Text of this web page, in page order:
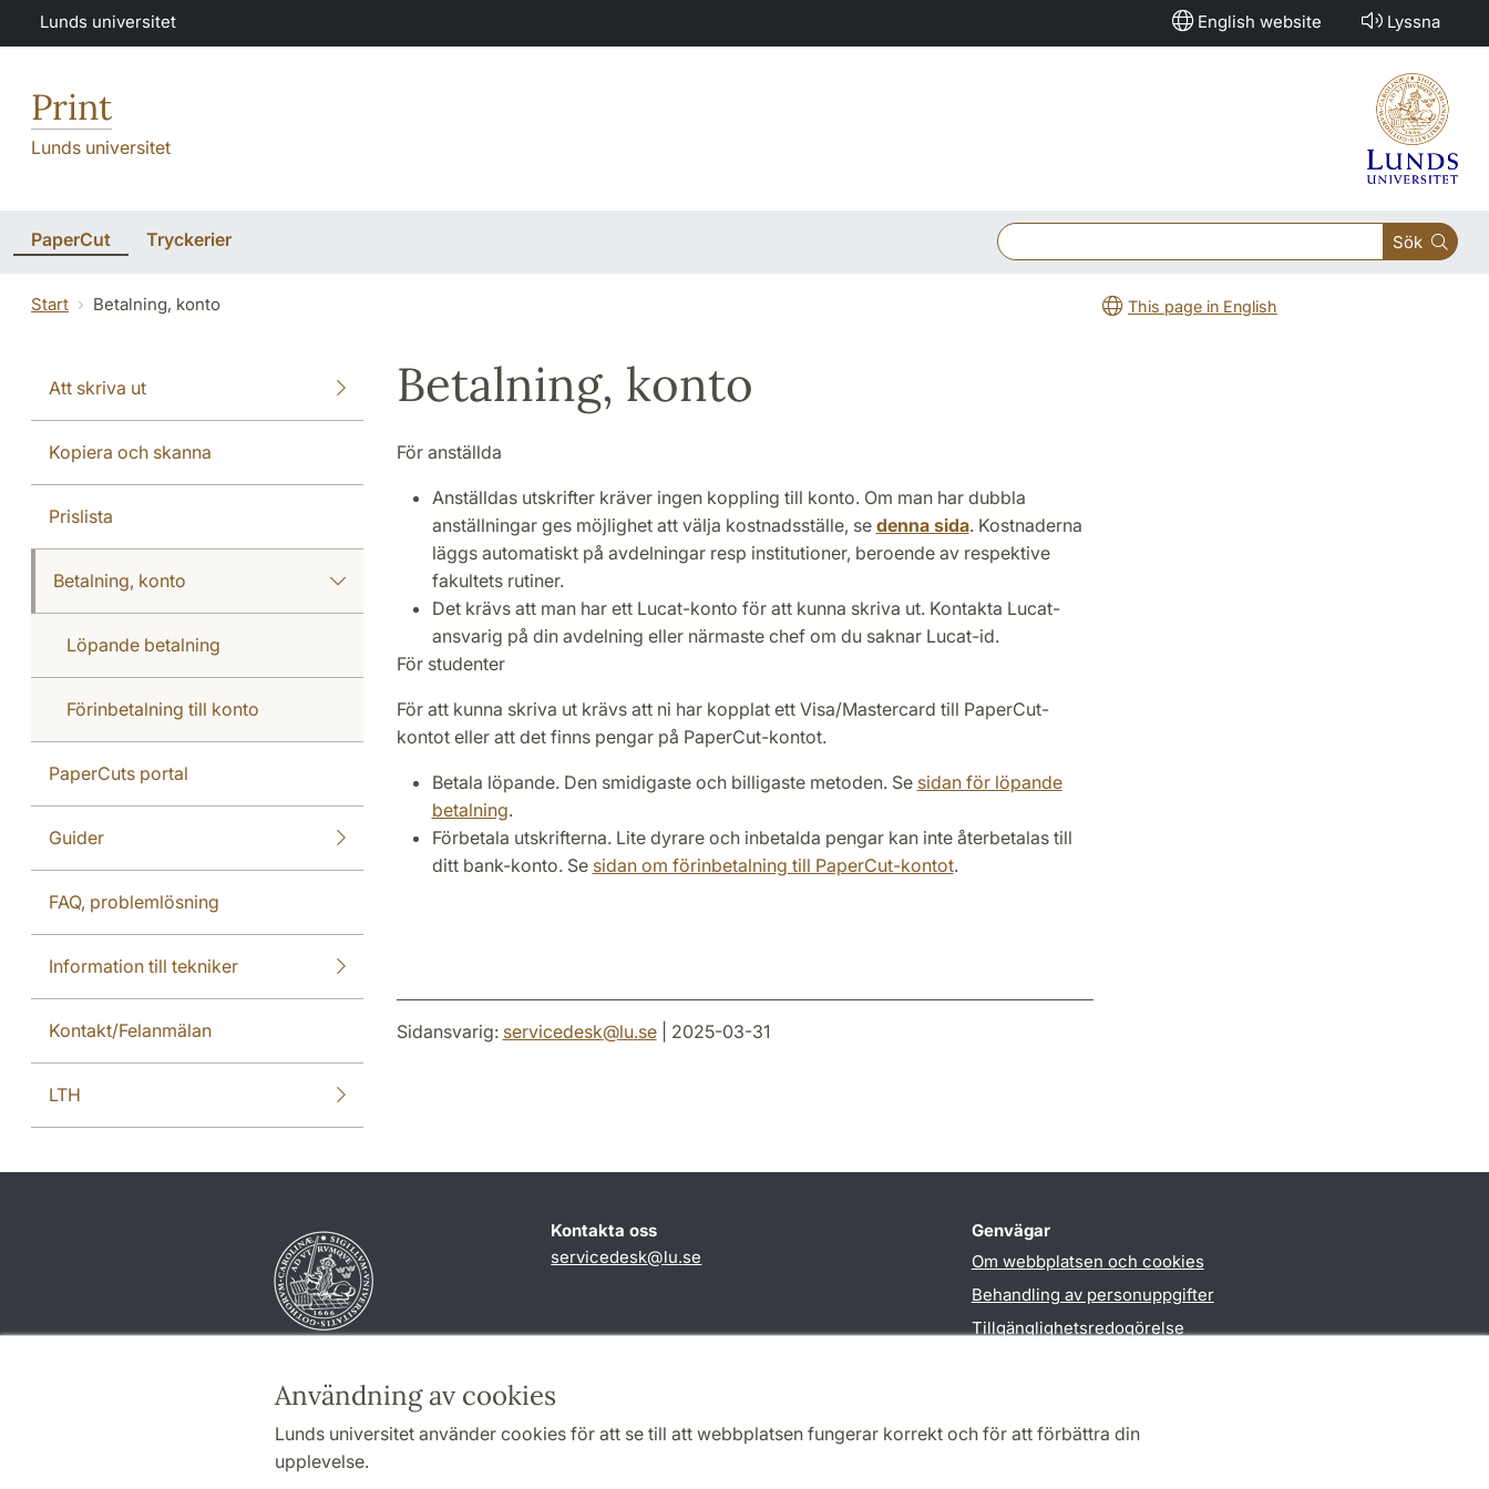
Hoppa till huvudinnehåll
Användning av cookies
Lunds universitet använder cookies för att se till att webbplatsen fungerar korrekt och för att förbättra din
upplevelse.
Lunds universitet English website Lyssna
Print
Lunds universitet
PaperCut Tryckerier Sök
Start Betalning, konto This page in English
Att skriva ut
Kopiera och skanna
Prislista
Betalning, konto
Löpande betalning
Förinbetalning till konto
PaperCuts portal
Guider
FAQ, problemlösning
Information till tekniker
Kontakt/Felanmälan
LTH
Betalning, konto
För anställda
Anställdas utskrifter kräver ingen koppling till konto. Om man har dubbla
anställningar ges möjlighet att välja kostnadsställe, se denna sida. Kostnaderna
läggs automatiskt på avdelningar resp institutioner, beroende av respektive
fakultets rutiner.
Det krävs att man har ett Lucat-konto för att kunna skriva ut. Kontakta Lucat-
ansvarig på din avdelning eller närmaste chef om du saknar Lucat-id.
För studenter
För att kunna skriva ut krävs att ni har kopplat ett Visa/Mastercard till PaperCut-
kontot eller att det finns pengar på PaperCut-kontot.
Betala löpande. Den smidigaste och billigaste metoden. Se sidan för löpande
betalning.
Förbetala utskrifterna. Lite dyrare och inbetalda pengar kan inte återbetalas till
ditt bank-konto. Se sidan om förinbetalning till PaperCut-kontot.
Sidansvarig: servicedesk@lu.se| 2025-03-31
Kontakta oss
servicedesk@lu.se
Genvägar
Om webbplatsen och cookies
Behandling av personuppgifter
Tillgänglighetsredogörelse